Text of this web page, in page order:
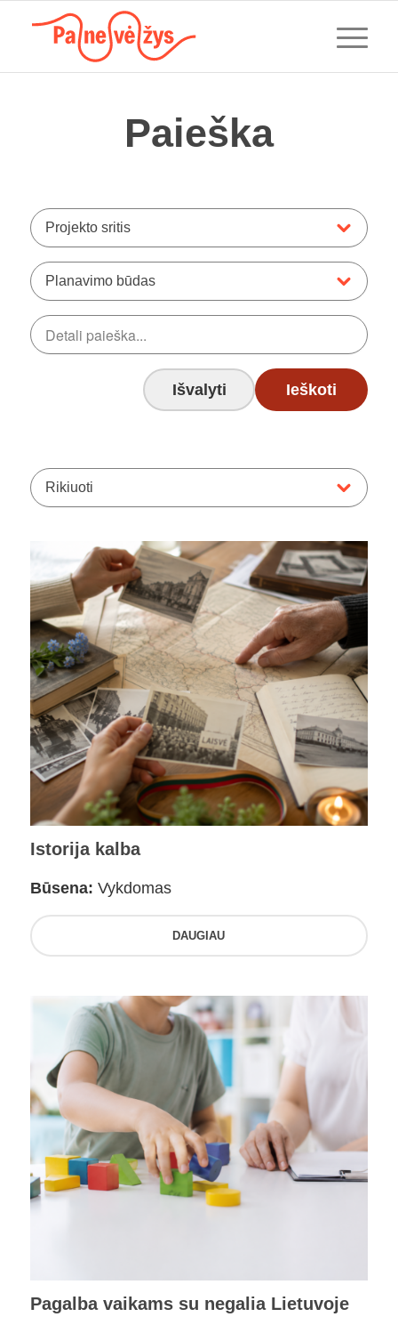
Paieška
Projekto sritis
Planavimo būdas
Išvalyti Ieškoti
Rikiuoti
Istorija kalba
Būsena: Vykdomas
DAUGIAU
Pagalba vaikams su negalia Lietuvoje